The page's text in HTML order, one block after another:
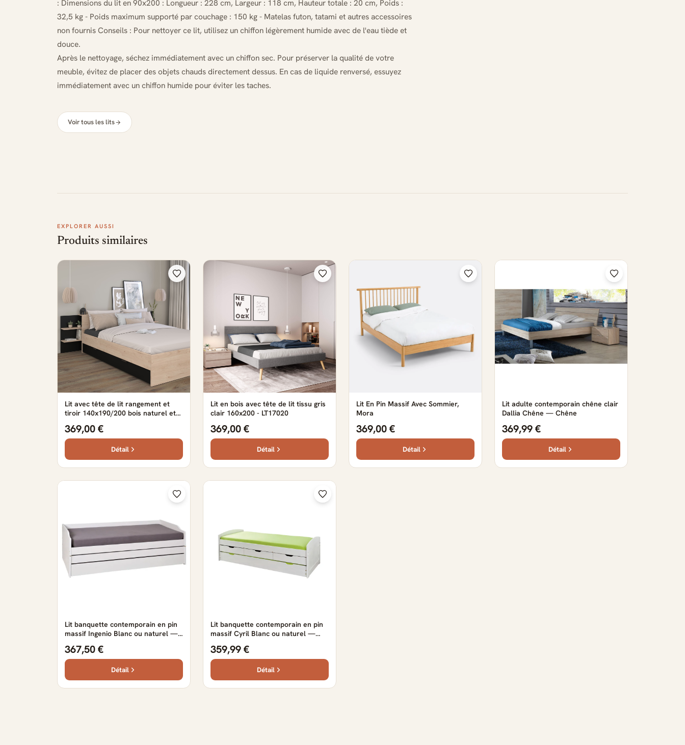
: Dimensions du lit en 90x200 : Longueur : 228 cm, Largeur : 118 cm, Hauteur totale : 20 cm, Poids :
32,5 kg - Poids maximum supporté par couchage : 150 kg - Matelas futon, tatami et autres accessoires
non fournis Conseils : Pour nettoyer ce lit, utilisez un chiffon légèrement humide avec de l'eau tiède et
douce.
Après le nettoyage, séchez immédiatement avec un chiffon sec. Pour préserver la qualité de votre
meuble, évitez de placer des objets chauds directement dessus. En cas de liquide renversé, essuyez
immédiatement avec un chiffon humide pour éviter les taches.
Voir tous les lits
EXPLORER AUSSI
Produits similaires
Lit avec tête de lit rangement et
tiroir 140x190/200 bois naturel et
369,00 €
Détail
Lit en bois avec tête de lit tissu gris
clair 160x200 - LT17020
369,00 €
Détail
Lit En Pin Massif Avec Sommier,
Mora
369,00 €
Détail
Lit adulte contemporain chêne clair
Dallia Chêne — Chêne
369,99 €
Détail
Lit banquette contemporain en pin
massif Ingenio Blanc ou naturel —
367,50 €
Détail
Lit banquette contemporain en pin
massif Cyril Blanc ou naturel —
359,99 €
Détail